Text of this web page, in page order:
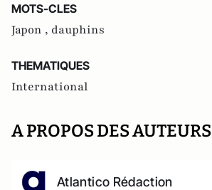
MOTS-CLES
Japon , dauphins
THEMATIQUES
International
A PROPOS DES AUTEURS
Atlantico Rédaction